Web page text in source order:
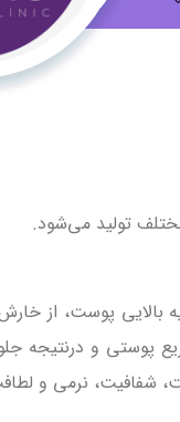
تولید می‌شود.
بالایی پوست،
و درنتیجه
شفافیت، نرمی و